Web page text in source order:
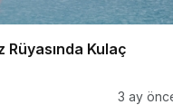
Rüyasında Kulaç
3 ay